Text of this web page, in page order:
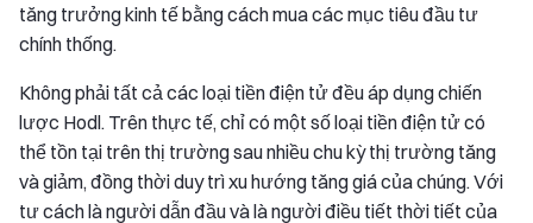
tăng trưởng kinh tế bằng cách mua các mục tiêu đầu tư
chính thống.
Không phải tất cả các loại tiền điện tử đều áp dụng chiến
lược Hodl. Trên thực tế, chỉ có một số loại tiền điện tử có
thể tồn tại trên thị trường sau nhiều chu kỳ thị trường tăng
và giảm, đồng thời duy trì xu hướng tăng giá của chúng. Với
tư cách là người dẫn đầu và là người điều tiết thời tiết của